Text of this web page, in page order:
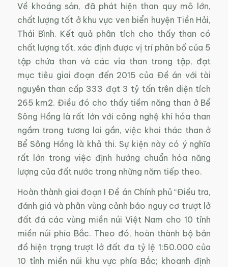
Về khoáng sản, đã phát hiện than quy mô lớn,
chất lượng tốt ở khu vực ven biển huyện Tiền Hải,
Thái Bình. Kết quả phân tích cho thấy than có
chất lượng tốt, xác định được vị trí phân bố của 5
tập chứa than và các vỉa than trong tập, đạt
mục tiêu giai đoạn đến 2015 của Đề án với tài
nguyên than cấp 333 đạt 3 tỷ tấn trên diện tích
265 km2. Điều đó cho thấy tiềm năng than ở Bể
Sông Hồng là rất lớn với công nghệ khí hóa than
ngầm trong tương lai gần, việc khai thác than ở
Bể Sông Hồng là khả thi. Sự kiện này có ý nghĩa
rất lớn trong việc định hướng chuẩn hóa năng
lượng của đất nước trong những năm tiếp theo.
Hoàn thành giai đoạn I Đề án Chính phủ “Điều tra,
đánh giá và phân vùng cảnh báo nguy cơ trượt lở
đất đá các vùng miền núi Việt Nam cho 10 tỉnh
miền núi phía Bắc. Theo đó, hoàn thành bộ bản
đồ hiện trạng trượt lở đất đa tỷ lệ 1:50.000 của
10 tỉnh miền núi khu vực phía Bắc; khoanh định